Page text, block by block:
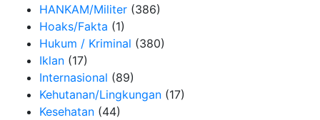
HANKAM/Militer (386)
Hoaks/Fakta (1)
Hukum / Kriminal (380)
Iklan (17)
Internasional (89)
Kehutanan/Lingkungan (17)
Kesehatan (44)